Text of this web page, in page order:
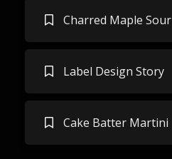
Charred Maple Sour
Label Design Story
Cake Batter Martini